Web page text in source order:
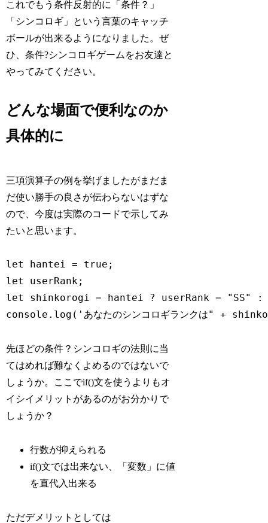
これでもう条件反射的に「条件？」
「シンコロギ」という言葉のキャッチ
ボールが出来るようになりました。ぜ
ひ、条件?シンコロギゲームをお友達と
やってみてください。
どんな場面で便利なのか
具体的に
三項演算子の例を挙げましたがまだま
だ使い勝手の良さが伝わらないはずな
ので、今度は実際のコードで示してみ
たいと思います。
let hantei = true;
let userRank;
let shinkorogi = hantei ? userRank = "SS" :
console.log('あなたのシンコロギランクは" +
先ほどの条件？シンコロギの法則に当
てはめれば難なくよめるのではないで
しょうか。ここでif()文を使うよりもオ
イシイメリットがあるのがお分かりで
しょうか？
行数が抑えられる
if()文では出来ない、「変数」に値
を直代入出来る
ただデメリットとしては